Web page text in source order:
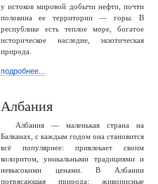
у истоков мировой добычи нефти, почти
половина ее территории — горы. В
республике есть теплое море, богатое
историческое наследие, экзотическая
природа.
подробнее...
Албания
Албания — маленькая страна на
Балканах, с каждым годом она становится
всё популярнее: привлекает своим
колоритом, уникальными традициями и
невысокими ценами. В Албании
потрясающая природа: живописные